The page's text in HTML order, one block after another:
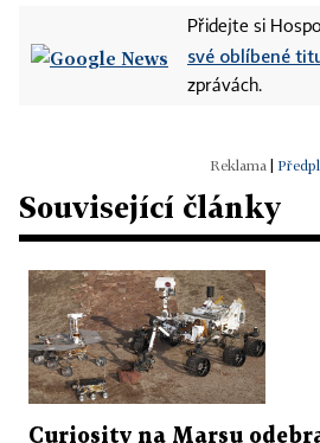
Přidejte si
své oblíbené
zprávách.
Související články
Curiosity na Marsu